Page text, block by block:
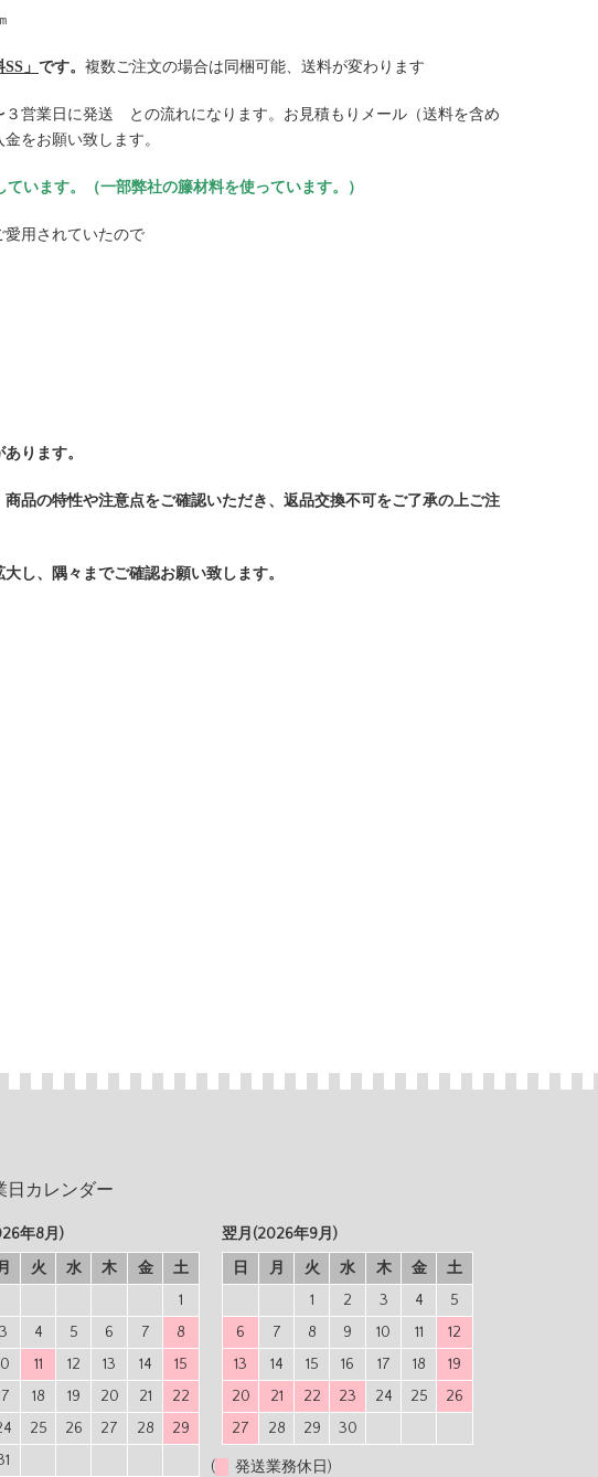
SS」 です。 複数ご注文の場合は同梱可能、送料が変わります
業日に発送 との流れになります。お見積もりメール（送料を含め
をお願い致します。
います。（一部弊社の籐材料を使っています。）
愛用されていたので
ります。
商品の特性や注意点をご確認いただき、返品交換不可をご了承の上ご注
し、隅々までご確認お願い致します。
日カレンダー
年8月)
火 水 木 金
土
1
3 4 5 6 7
8
11 12 13 14
15
18 19 20 21
22
25 26 27 28
29
翌月(2026年9月)
日
月 火 水 木 金
土
1
2 3 4
5
6
7 8 9 10 11
12
13
14 15 16 17 18
19
20
21 22 23 24 25
26
27
28 29 30
( 発送業務休日)